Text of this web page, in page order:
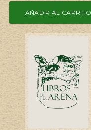
AÑADIR AL CARRITO